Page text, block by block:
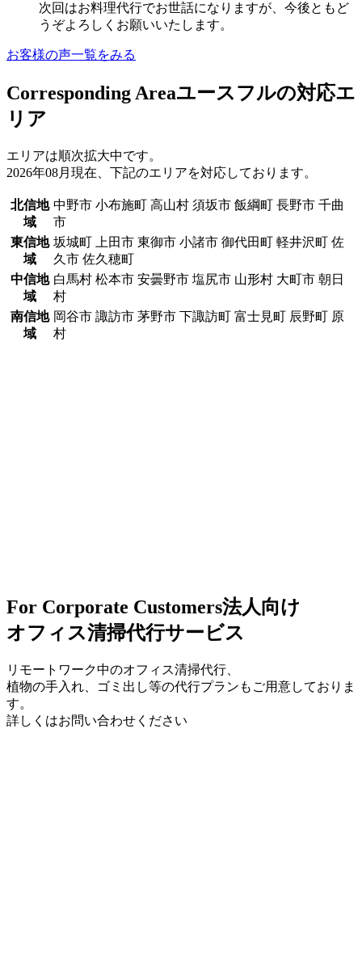
次回はお料理代行でお世話になりますが、今後ともど
うぞよろしくお願いいたします。
お客様の声一覧をみる
Corresponding Areaユースフルの対応エ
リア
エリアは順次拡大中です。
2026年08月現在、下記のエリアを対応しております。
北信地
域
中野市 小布施町 高山村 須坂市 飯綱町 長野市 千曲
市
東信地
域
坂城町 上田市 東御市 小諸市 御代田町 軽井沢町 佐
久市 佐久穂町
中信地
域
白馬村 松本市 安曇野市 塩尻市 山形村 大町市 朝日
村
南信地
域
岡谷市 諏訪市 茅野市 下諏訪町 富士見町 辰野町 原
村
For Corporate Customers法人向け
オフィス清掃代行サービス
リモートワーク中のオフィス清掃代行、
植物の手入れ、ゴミ出し等の代行プランもご用意しておりま
す。
詳しくはお問い合わせください